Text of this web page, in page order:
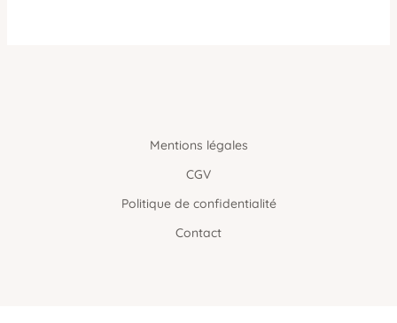
Mentions légales
CGV
Politique de confidentialité
Contact